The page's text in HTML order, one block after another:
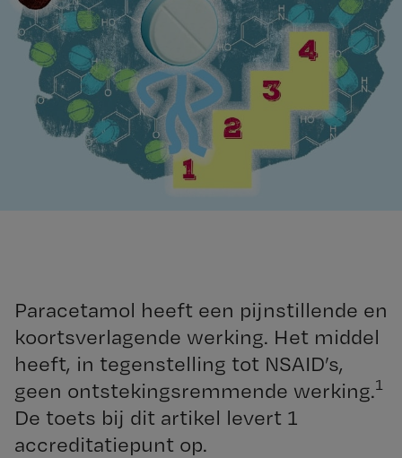
Paracetamol heeft een pijnstillende en
koortsverlagende werking. Het middel
heeft, in tegenstelling tot NSAID’s,
geen ontstekingsremmende werking.1
De toets bij dit artikel levert 1
accreditatiepunt op.